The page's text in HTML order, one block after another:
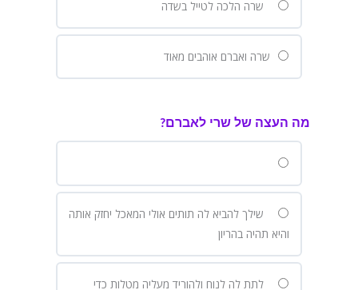
שרה הלכה לטייל בשדה
שרה ואברם אוהבים מאוד
מה העצה של שרי לאברם?
שילך להביא לה תותים אולי המאכל יחזק אותה
והיא תהיה בהריון
לתת לה לנוח ולהוריד מעליה מטלות כדי